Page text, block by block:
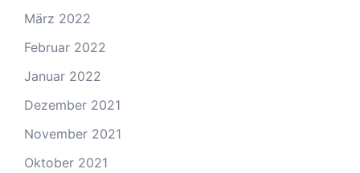
März 2022
Februar 2022
Januar 2022
Dezember 2021
November 2021
Oktober 2021